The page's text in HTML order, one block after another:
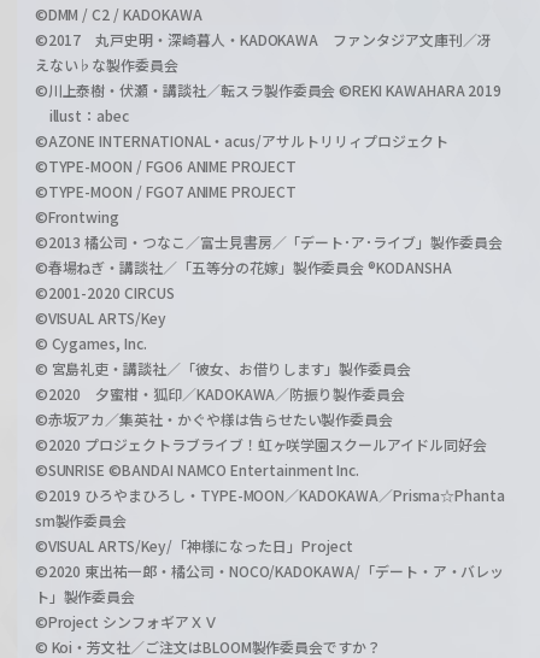
©DMM / C2 / KADOKAWA
©2017 丸戸史明・深崎暮人・KADOKAWA ファンタジア文庫刊／冴
えない♭な製作委員会
©川上泰樹・伏瀬・講談社／転スラ製作委員会 ©REKI KAWAHARA 2019
illust：abec
©AZONE INTERNATIONAL・acus/アサルトリリィプロジェクト
©TYPE-MOON / FGO6 ANIME PROJECT
©TYPE-MOON / FGO7 ANIME PROJECT
©Frontwing
©2013 橘公司・つなこ／富士見書房／「デート･ア･ライブ」製作委員会
©春場ねぎ・講談社／「五等分の花嫁」製作委員会 ®KODANSHA
©2001-2020 CIRCUS
©VISUAL ARTS/Key
© Cygames, Inc.
© 宮島礼吏・講談社／「彼女、お借りします」製作委員会
©2020 夕蜜柑・狐印／KADOKAWA／防振り製作委員会
©赤坂アカ／集英社・かぐや様は告らせたい製作委員会
©2020 プロジェクトラブライブ！虹ヶ咲学園スクールアイドル同好会
©SUNRISE ©BANDAI NAMCO Entertainment Inc.
©2019 ひろやまひろし・TYPE-MOON／KADOKAWA／Prisma☆Phanta
sm製作委員会
©VISUAL ARTS/Key/「神様になった日」Project
©2020 東出祐一郎・橘公司・NOCO/KADOKAWA/「デート・ア・バレッ
ト」製作委員会
©Project シンフォギアＸＶ
© Koi・芳文社／ご注文はBLOOM製作委員会ですか？